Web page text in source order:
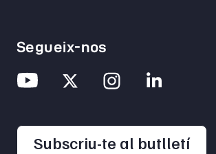
Segueix-nos
Subscriu-te al butlletí